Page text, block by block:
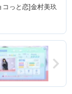
コっと恋]金村美玖